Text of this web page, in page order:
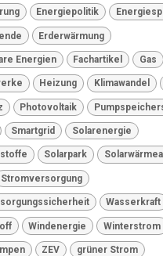
Energiepolitik
Erderwärmung
Energien Fachartikel Gas
Heizung Klimawandel
Photovoltaik
Smartgrid Solarenergie
Solarpark
Stromversorgung
Wasserkraft
Windenergie Winterstrom
ZEV grüner Strom